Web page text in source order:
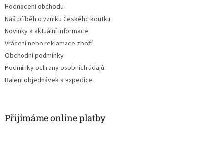
Hodnocení obchodu
Náš příběh o vzniku Českého koutku
Novinky a aktuální informace
Vrácení nebo reklamace zboží
Obchodní podmínky
Podmínky ochrany osobních údajů
Balení objednávek a expedice
Přijímáme online platby